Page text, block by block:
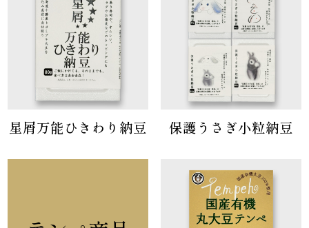
星屑万能ひきわり納豆 保護うさぎ小粒納豆